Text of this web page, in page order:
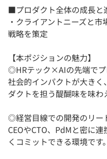
■プロダクト全体の成長と
・クライアントニーズと
戦略を策定
【本ポジションの魅力】
◎HRテック×AIの先端でプ
社会的インパクトが大き
ダクトを担う醍醐味を味わ
◎経営目線での開発のリー
CEOやCTO、PdMと密に
くコミットできる環境です。